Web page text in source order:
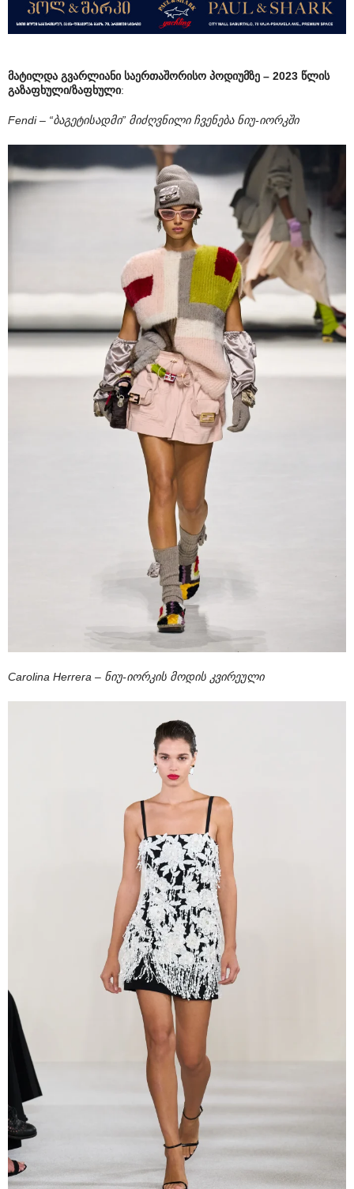
მატილდა გვარლიანი საერთაშორისო პოდიუმზე – 2023 წლის
გაზაფხული/ზაფხული:
Fendi – “ბაგეტისადმი” მიძღვნილი ჩვენება ნიუ-იორკში
Carolina Herrera – ნიუ-იორკის მოდის კვირეული